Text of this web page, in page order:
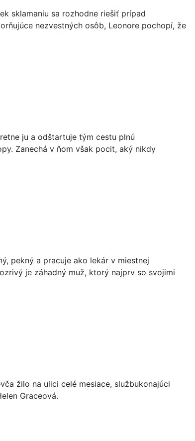
sklamaniu sa rozhodne riešiť prípad
nezvestných osôb, Leonore pochopí, že
ju a odštartuje tým cestu plnú
Zanechá v ňom však pocit, aký nikdy
pekný a pracuje ako lekár v miestnej
je záhadný muž, ktorý najprv so svojimi
žilo na ulici celé mesiace, službukonajúci
Graceová.